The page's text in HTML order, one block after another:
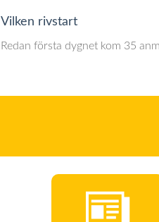
Vilken rivstart
Redan första dygnet kom 35